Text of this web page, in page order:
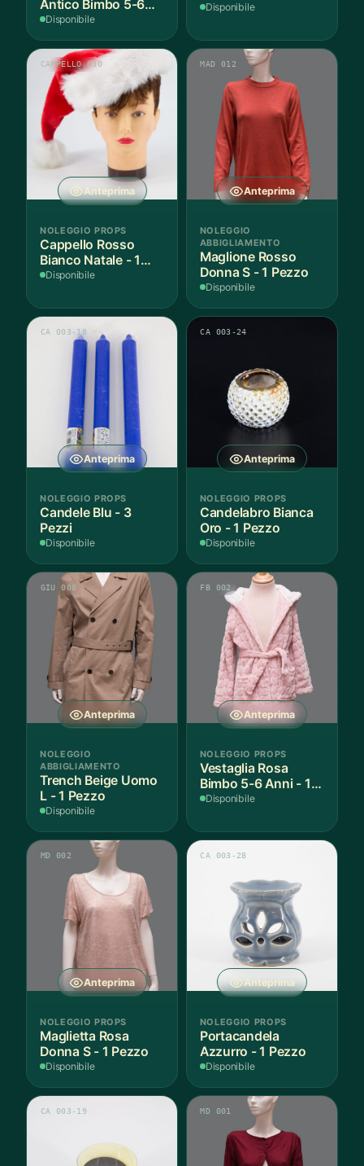
Antico Bimbo 5-6
Anni Cotone - 1
Disponibile
Disponibile
Anteprima
CAPPELLO 030
NOLEGGIO PROPS
Cappello Rosso
Bianco Natale - 1
Pezzo
Disponibile
Anteprima
MAD 012
NOLEGGIO
ABBIGLIAMENTO
Maglione Rosso
Donna S - 1 Pezzo
Disponibile
Anteprima
CA 003-18
NOLEGGIO PROPS
Candele Blu - 3
Pezzi
Disponibile
Anteprima
CA 003-24
NOLEGGIO PROPS
Candelabro Bianca
Oro - 1 Pezzo
Disponibile
Anteprima
GIU 008
NOLEGGIO
ABBIGLIAMENTO
Trench Beige Uomo
L - 1 Pezzo
Disponibile
Anteprima
FB 002
NOLEGGIO PROPS
Vestaglia Rosa
Bimbo 5-6 Anni - 1
Pezzo
Disponibile
Anteprima
MD 002
NOLEGGIO PROPS
Maglietta Rosa
Donna S - 1 Pezzo
Disponibile
Anteprima
CA 003-28
NOLEGGIO PROPS
Portacandela
Azzurro - 1 Pezzo
Disponibile
CA 003-19 MD 001